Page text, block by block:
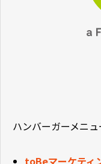
ハンバーガーメニュ
toBeマーケティ